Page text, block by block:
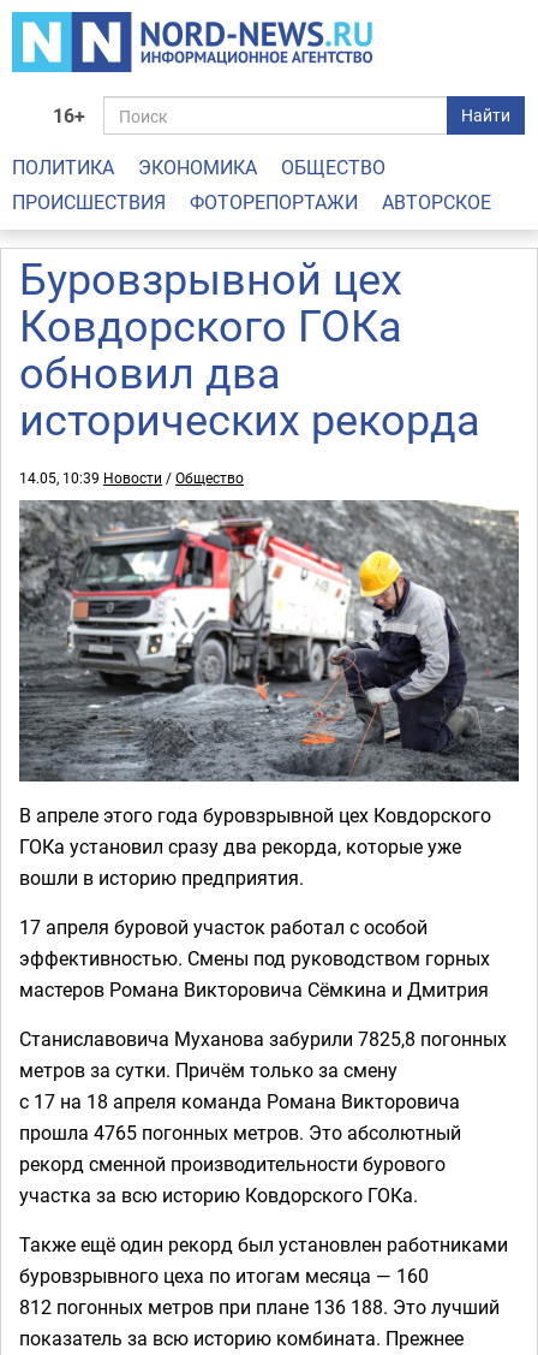
16+ Найти
ПОЛИТИКА ЭКОНОМИКА
ОБЩЕСТВО
ПРОИСШЕСТВИЯ
ФОТОРЕПОРТАЖИ АВТОРСКОЕ
Буровзрывной цех
Ковдорского ГОКа
обновил два
исторических рекорда
14.05, 10:39 Новости /Общество
В апреле этого года буровзрывной цех Ковдорского
ГОКа установил сразу два рекорда, которые уже
вошли в историю предприятия.
17 апреля буровой участок работал с особой
эффективностью. Смены под руководством горных
мастеров Романа Викторовича Сёмкина и Дмитрия
Станиславовича Муханова забурили 7825,8 погонных
метров за сутки. Причём только за смену
с 17 на 18 апреля команда Романа Викторовича
прошла 4765 погонных метров. Это абсолютный
рекорд сменной производительности бурового
участка за всю историю Ковдорского ГОКа.
Также ещё один рекорд был установлен работниками
буровзрывного цеха по итогам месяца — 160
812 погонных метров при плане 136 188. Это лучший
показатель за всю историю комбината. Прежнее